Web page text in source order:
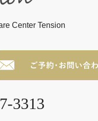
Center Tension
3313